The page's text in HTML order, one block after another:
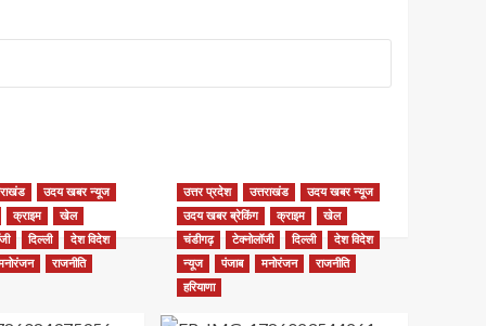
उदय खबर न्यूज
क्राइम
खेल
दिल्ली
देश विदेश
राजनीति
उत्तर प्रदेश उत्तराखंड
उदय खबर न्यूज
उदय खबर ब्रेकिंग
क्राइम
खेल
चंडीगढ़
टेक्नोलॉजी दिल्ली
देश विदेश
न्यूज
पंजाब मनोरंजन
राजनीति
हरियाणा